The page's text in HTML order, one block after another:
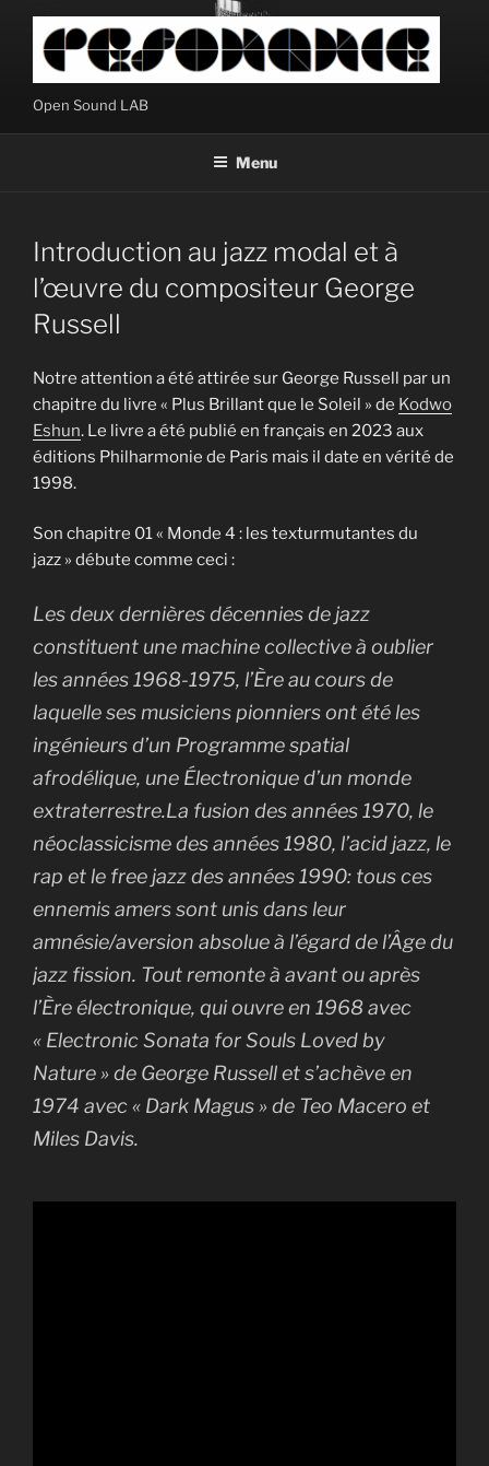
Aller
contenu
Open Sound LAB
Menu
Introduction au jazz modal et à
l’œuvre du compositeur George
Russell
Notre attention a été attirée sur George Russell par un
chapitre du livre « Plus Brillant que le Soleil » de Kodwo
Eshun. Le livre a été publié en français en 2023 aux
éditions Philharmonie de Paris mais il date en vérité de
1998.
Son chapitre 01 « Monde 4 : les texturmutantes du
jazz » débute comme ceci :
Les deux dernières décennies de jazz
constituent une machine collective à oublier
les années 1968-1975, l’Ère au cours de
laquelle ses musiciens pionniers ont été les
ingénieurs d’un Programme spatial
afrodélique, une Électronique d’un monde
extraterrestre.La fusion des années 1970, le
néoclassicisme des années 1980, l’acid jazz, le
rap et le free jazz des années 1990: tous ces
ennemis amers sont unis dans leur
amnésie/aversion absolue à l’égard de l’Âge du
jazz fission. Tout remonte à avant ou après
l’Ère électronique, qui ouvre en 1968 avec
« Electronic Sonata for Souls Loved by
Nature » de George Russell et s’achève en
1974 avec « Dark Magus » de Teo Macero et
Miles Davis.